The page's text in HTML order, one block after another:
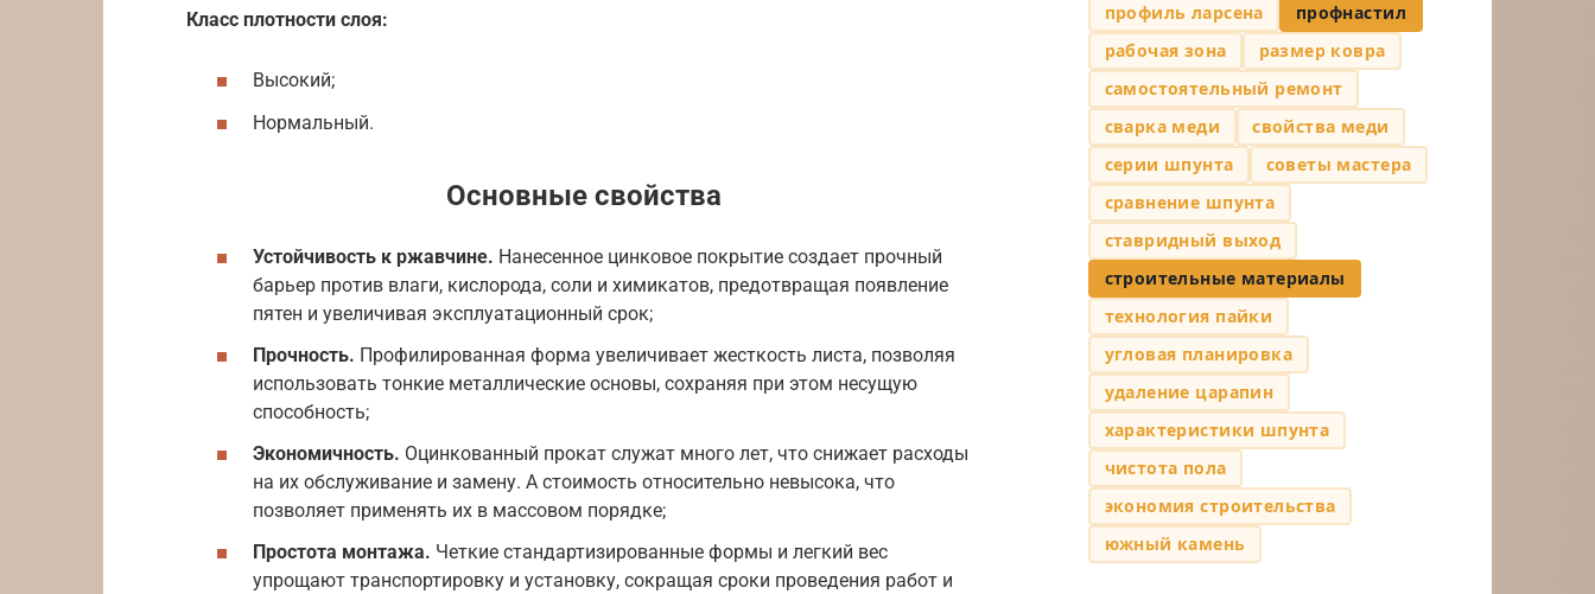
Класс плотности слоя:
Высокий;
Нормальный.
Основные свойства
Устойчивость к ржавчине. Нанесенное цинковое покрытие создает прочный
барьер против влаги, кислорода, соли и химикатов, предотвращая появление
пятен и увеличивая эксплуатационный срок;
Прочность. Профилированная форма увеличивает жесткость листа, позволяя
использовать тонкие металлические основы, сохраняя при этом несущую
способность;
Экономичность. Оцинкованный прокат служат много лет, что снижает расходы
на их обслуживание и замену. А стоимость относительно невысока, что
позволяет применять их в массовом порядке;
Простота монтажа. Четкие стандартизированные формы и легкий вес
упрощают транспортировку и установку, сокращая сроки проведения работ и
профиль ларсена
профнастил
рабочая зона
размер ковра
самостоятельный ремонт
сварка меди
свойства меди
серии шпунта
советы мастера
сравнение шпунта
ставридный выход
строительные материалы
технология пайки
угловая планировка
удаление царапин
характеристики шпунта
чистота пола
экономия строительства
южный камень